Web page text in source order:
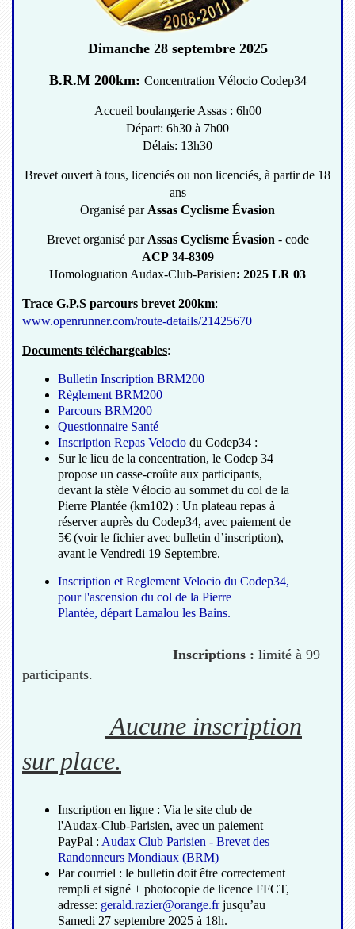
Dimanche 28 septembre 2025
B.R.M 200km: Concentration Vélocio Codep34
Accueil boulangerie Assas : 6h00
Départ: 6h30 à 7h00
Délais: 13h30
Brevet ouvert à tous, licenciés ou non licenciés, à partir de 18
ans
Organisé par Assas Cyclisme Évasion
Brevet organisé par Assas Cyclisme Évasion - code
ACP 34-8309
Homologuation Audax-Club-Parisien: 2025 LR 03
Trace G.P.S parcours brevet 200km:
www.openrunner.com/route-details/21425670
Documents téléchargeables:
Bulletin Inscription BRM200
Règlement BRM200
Parcours BRM200
Questionnaire Santé
Inscription Repas Velocio du Codep34 :
Sur le lieu de la concentration, le Codep 34
propose un casse-croûte aux participants,
devant la stèle Vélocio au sommet du col de la
Pierre Plantée (km102) : Un plateau repas à
réserver auprès du Codep34, avec paiement de
5€ (voir le fichier avec bulletin d’inscription),
avant le Vendredi 19 Septembre.
Inscription et Reglement Velocio du Codep34,
pour l'ascension du col de la Pierre
Plantée, départ Lamalou les Bains.
Inscriptions : limité à 99
participants.
Aucune inscription
sur place.
Inscription en ligne : Via le site club de
l'Audax-Club-Parisien, avec un paiement
PayPal : Audax Club Parisien - Brevet des
Randonneurs Mondiaux (BRM)
Par courriel : le bulletin doit être correctement
rempli et signé + photocopie de licence FFCT,
adresse: gerald.razier@orange.frjusqu’au
Samedi 27 septembre 2025 à 18h.